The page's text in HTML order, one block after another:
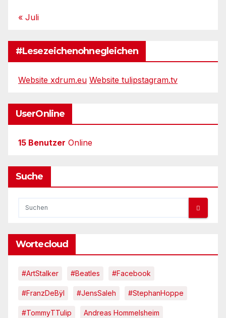
« Juli
#Lesezeichenohnegleichen
Website xdrum.eu Website tulipstagram.tv
UserOnline
15 Benutzer Online
Suche
Wortecloud
#ArtStalker #Beatles #Facebook
#FranzDeBÿl #JensSaleh #StephanHoppe
#TommyTTulip Andreas Hommelsheim